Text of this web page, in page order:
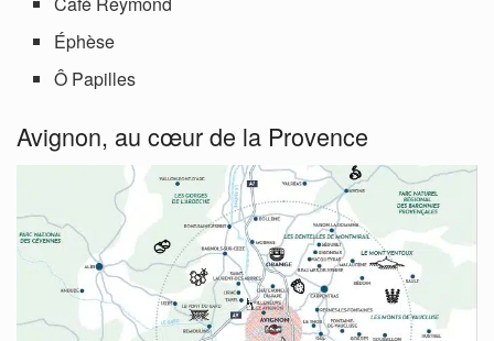
Éphèse
Ô Papilles
Avignon, au cœur de la Provence